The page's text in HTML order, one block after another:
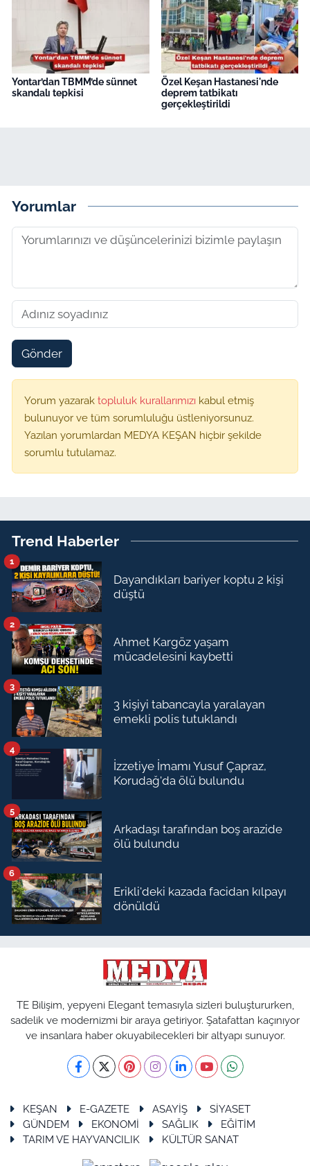
Yontar’dan TBMM’de sünnet
skandalı tepkisi
Özel Keşan Hastanesi'nde
deprem tatbikatı
gerçekleştirildi
Yorumlar
Gönder
Yorum yazarak topluluk kurallarımızı kabul etmiş
bulunuyor ve tüm sorumluluğu üstleniyorsunuz.
Yazılan yorumlardan MEDYA KEŞAN hiçbir şekilde
sorumlu tutulamaz.
Trend Haberler
Dayandıkları bariyer koptu 2 kişi
düştü
1
Ahmet Kargöz yaşam
mücadelesini kaybetti
2
3 kişiyi tabancayla yaralayan
emekli polis tutuklandı
3
İzzetiye İmamı Yusuf Çapraz,
Korudağ'da ölü bulundu
4
Arkadaşı tarafından boş arazide
ölü bulundu
5
Erikli'deki kazada facidan kılpayı
dönüldü
6
TE Bilişim, yepyeni Elegant temasıyla sizleri buluştururken,
sadelik ve modernizmi bir araya getiriyor. Şatafattan kaçınıyor
ve insanlara haber okuyabilecekleri bir altyapı sunuyor.
KEŞAN E-GAZETE ASAYİŞ
SİYASET
GÜNDEM
EKONOMİ SAĞLIK
EĞİTİM
TARIM VE HAYVANCILIK
KÜLTÜR SANAT